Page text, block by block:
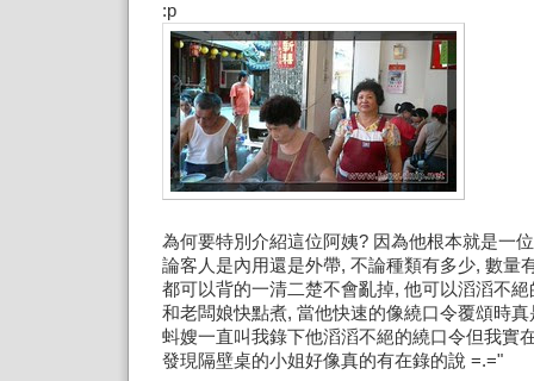
:p
為何要特別介紹這位阿姨? 因為他根本就是一
論客人是內用還是外帶, 不論種類有多少, 數量
都可以背的一清二楚不會亂掉, 他可以滔滔不
和老闆娘快點煮, 當他快速的像繞口令覆頌時
蚪嫂一直叫我錄下他滔滔不絕的繞口令但我實
發現隔壁桌的小姐好像真的有在錄的說 =.="